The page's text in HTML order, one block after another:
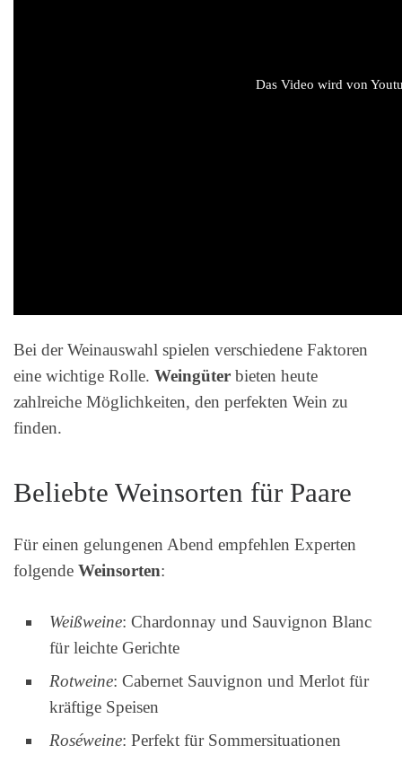
Das Video wird von
Bei der Weinauswahl spielen verschiedene Faktoren
eine wichtige Rolle. Weingüter bieten heute
zahlreiche Möglichkeiten, den perfekten Wein zu
finden.
Beliebte Weinsorten für Paare
Für einen gelungenen Abend empfehlen Experten
folgende Weinsorten:
Weißweine: Chardonnay und Sauvignon Blanc
für leichte Gerichte
Rotweine: Cabernet Sauvignon und Merlot für
kräftige Speisen
Roséweine: Perfekt für Sommersituationen